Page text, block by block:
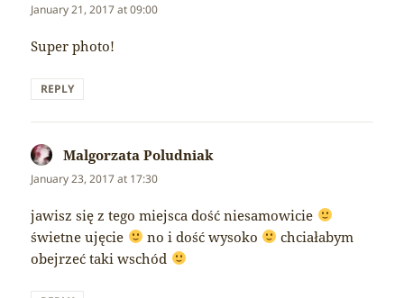
January 21, 2017 at 09:00
Super photo!
REPLY
Malgorzata Poludniak
January 23, 2017 at 17:30
jawisz się z tego miejsca dość niesamowicie
świetne ujęcie
no i dość wysoko
chciałabym
obejrzeć taki wschód